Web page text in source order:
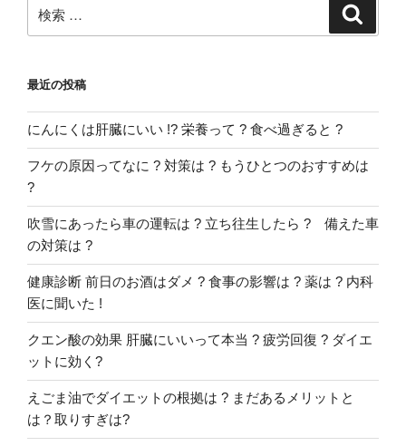
索:
最近の投稿
にんにくは肝臓にいい !? 栄養って ? 食べ過ぎると ?
フケの原因ってなに ? 対策は ? もうひとつのおすすめは
?
吹雪にあったら車の運転は ? 立ち往生したら ? 備えた車
の対策は ?
健康診断 前日のお酒はダメ ? 食事の影響は ? 薬は ? 内科
医に聞いた !
クエン酸の効果 肝臓にいいって本当 ? 疲労回復 ? ダイエ
ットに効く?
えごま油でダイエットの根拠は ? まだあるメリットと
は？取りすぎは?